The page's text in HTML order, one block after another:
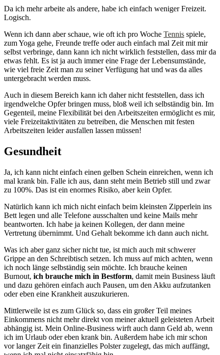
Da ich mehr arbeite als andere, habe ich einfach weniger Freizeit.
Logisch.
Wenn ich dann aber schaue, wie oft ich pro Woche Tennis spiele,
zum Yoga gehe, Freunde treffe oder auch einfach mal Zeit mit mir
selbst verbringe, dann kann ich nicht wirklich feststellen, dass mir da
etwas fehlt. Es ist ja auch immer eine Frage der Lebensumstände,
wie viel freie Zeit man zu seiner Verfügung hat und was da alles
untergebracht werden muss.
Auch in diesem Bereich kann ich daher nicht feststellen, dass ich
irgendwelche Opfer bringen muss, bloß weil ich selbständig bin. Im
Gegenteil, meine Flexibilität bei den Arbeitszeiten ermöglicht es mir,
viele Freizeitaktivitäten zu betreiben, die Menschen mit festen
Arbeitszeiten leider ausfallen lassen müssen!
Gesundheit
Ja, ich kann nicht einfach einen gelben Schein einreichen, wenn ich
mal krank bin. Falle ich aus, dann steht mein Betrieb still und zwar
zu 100%. Das ist ein enormes Risiko, aber kein Opfer.
Natürlich kann ich mich nicht einfach beim kleinsten Zipperlein ins
Bett legen und alle Telefone ausschalten und keine Mails mehr
beantworten. Ich habe ja keinen Kollegen, der dann meine
Vertretung übernimmt. Und Gehalt bekomme ich dann auch nicht.
Was ich aber ganz sicher nicht tue, ist mich auch mit schwerer
Grippe an den Schreibtisch setzen. Ich muss auf mich achten, wenn
ich noch länge selbständig sein möchte. Ich brauche keinen
Burnout, ich brauche mich in Bestform, damit mein Business läuft
und dazu gehören einfach auch Pausen, um den Akku aufzutanken
oder eben eine Krankheit auszukurieren.
Mittlerweile ist es zum Glück so, dass ein großer Teil meines
Einkommens nicht mehr direkt von meiner aktuell geleisteten Arbeit
abhängig ist. Mein Online-Business wirft auch dann Geld ab, wenn
ich im Urlaub oder eben krank bin. Außerdem habe ich mir schon
vor langer Zeit ein finanzielles Polster zugelegt, das mich auffängt,